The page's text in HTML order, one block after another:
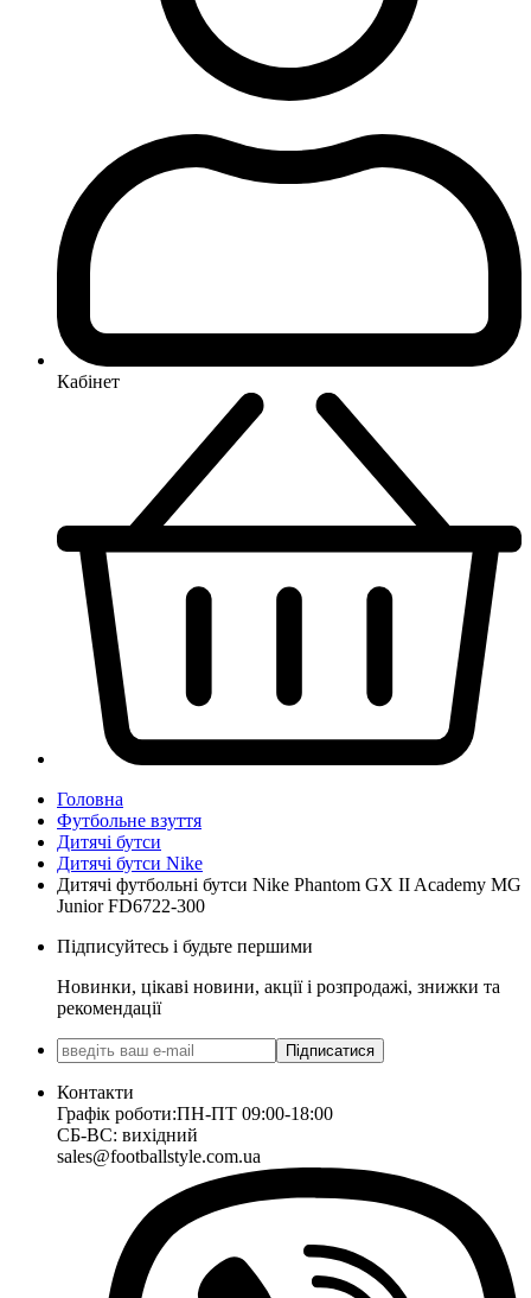
Кабінет
Головна
Футбольне взуття
Дитячі бутси
Дитячі бутси Nike
Дитячі футбольні бутси Nike Phantom GX II Academy MG
Junior FD6722-300
Підписуйтесь і будьте першими
Новинки, цікаві новини, акції і розпродажі, знижки та
рекомендації
Підписатися
Контакти
Графік роботи:ПН-ПТ 09:00-18:00
СБ-ВС: вихідний
sales@footballstyle.com.ua